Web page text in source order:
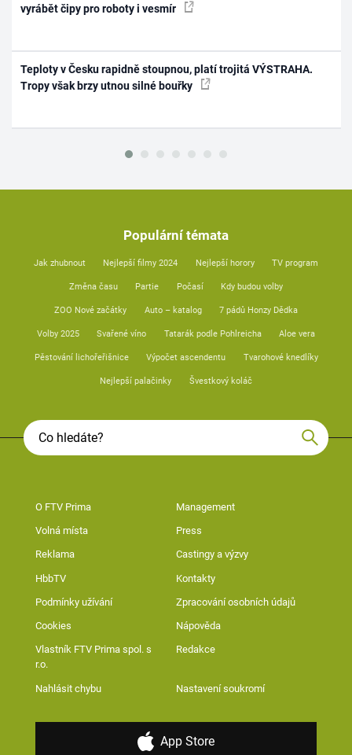
vyrábět čipy pro roboty i vesmír
Teploty v Česku rapidně stoupnou, platí trojitá VÝSTRAHA.
Tropy však brzy utnou silné bouřky
Populární témata
Jak zhubnout Nejlepší filmy 2024 Nejlepší horory TV program
Změna času Partie Počasí Kdy budou volby
ZOO Nové začátky Auto – katalog 7 pádů Honzy Dědka
Volby 2025 Svařené víno Tatarák podle Pohlreicha Aloe vera
Pěstování lichořeřišnice Výpočet ascendentu Tvarohové knedlíky
Nejlepší palačinky Švestkový koláč
O FTV Prima Management
Volná místa Press
Reklama Castingy a výzvy
HbbTV Kontakty
Podmínky užívání Zpracování osobních údajů
Cookies Nápověda
Vlastník FTV Prima spol. s
r.o.
Redakce
Nahlásit chybu Nastavení soukromí
App Store